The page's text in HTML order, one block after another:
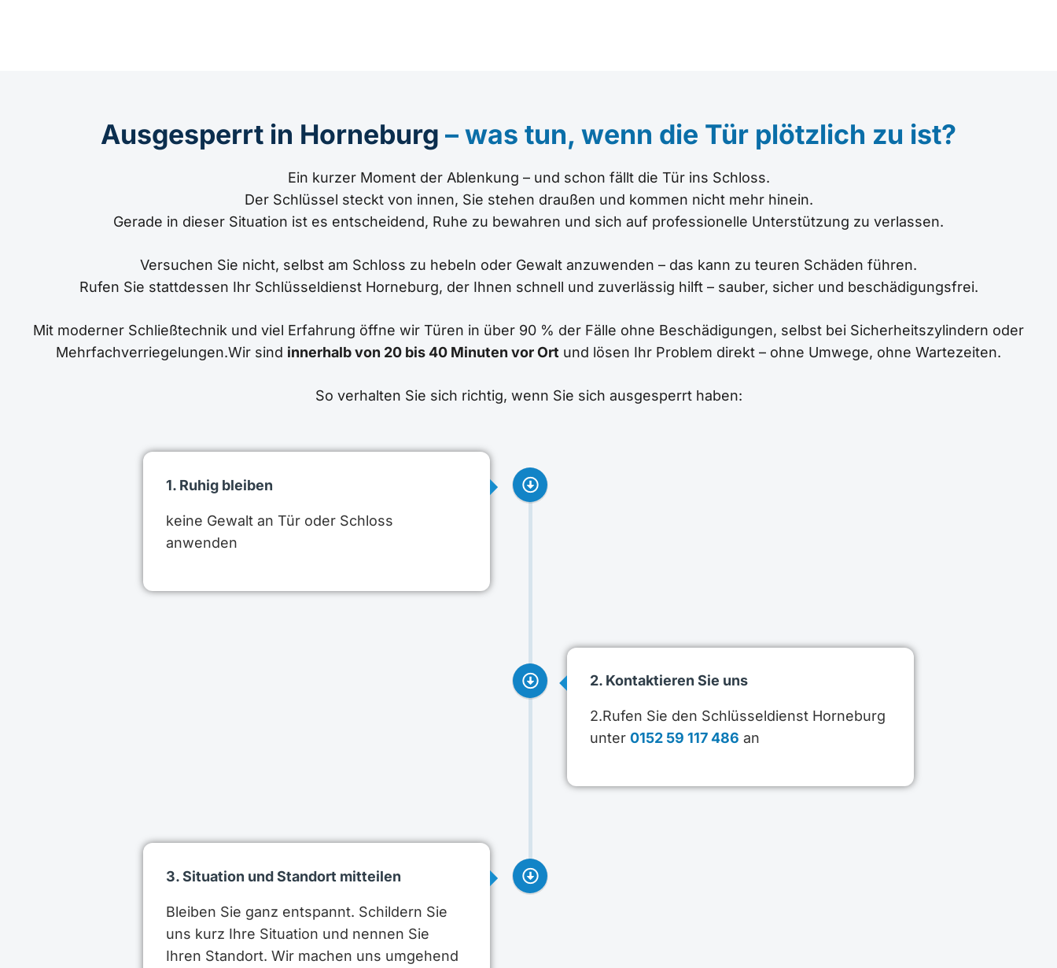
Ausgesperrt in Horneburg – was tun, wenn die Tür plötzlich zu ist?
Ein kurzer Moment der Ablenkung – und schon fällt die Tür ins Schloss.
Der Schlüssel steckt von innen, Sie stehen draußen und kommen nicht mehr hinein.
Gerade in dieser Situation ist es entscheidend, Ruhe zu bewahren und sich auf professionelle Unterstützung zu verlassen.
Versuchen Sie nicht, selbst am Schloss zu hebeln oder Gewalt anzuwenden – das kann zu teuren Schäden führen.
Rufen Sie stattdessen Ihr Schlüsseldienst Horneburg, der Ihnen schnell und zuverlässig hilft – sauber, sicher und beschädigungsfrei.
Mit moderner Schließtechnik und viel Erfahrung öffne wir Türen in über 90 % der Fälle ohne Beschädigungen, selbst bei Sicherheitszylindern oder
Mehrfachverriegelungen.Wir sind innerhalb von 20 bis 40 Minuten vor Ort und lösen Ihr Problem direkt – ohne Umwege, ohne Wartezeiten.
So verhalten Sie sich richtig, wenn Sie sich ausgesperrt haben:
1. Ruhig bleiben
keine Gewalt an Tür oder Schloss
anwenden
2. Kontaktieren Sie uns
2.Rufen Sie den Schlüsseldienst Horneburg
unter 0152 59 117 486 an
3. Situation und Standort mitteilen
Bleiben Sie ganz entspannt. Schildern Sie
uns kurz Ihre Situation und nennen Sie
Ihren Standort. Wir machen uns umgehend